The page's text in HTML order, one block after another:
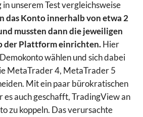
unserem Test vergleichsweise
das Konto innerhalb von etwa 2
mussten dann die jeweiligen
der Plattform einrichten.Hier
wählen und sich dabei
MetaTrader 4, MetaTrader 5
Mit ein paar bürokratischen
es auch geschafft, TradingView an
zu koppeln. Das verursachte